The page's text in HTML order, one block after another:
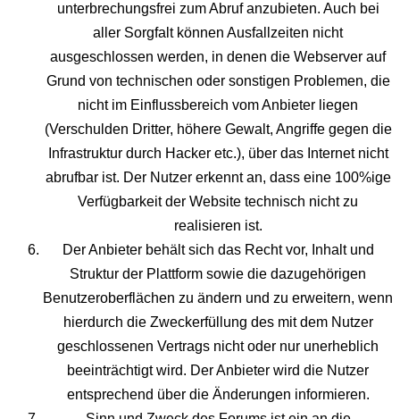
unterbrechungsfrei zum Abruf anzubieten. Auch bei
aller Sorgfalt können Ausfallzeiten nicht
ausgeschlossen werden, in denen die Webserver auf
Grund von technischen oder sonstigen Problemen, die
nicht im Einflussbereich vom Anbieter liegen
(Verschulden Dritter, höhere Gewalt, Angriffe gegen die
Infrastruktur durch Hacker etc.), über das Internet nicht
abrufbar ist. Der Nutzer erkennt an, dass eine 100%ige
Verfügbarkeit der Website technisch nicht zu
realisieren ist.
Der Anbieter behält sich das Recht vor, Inhalt und
Struktur der Plattform sowie die dazugehörigen
Benutzeroberflächen zu ändern und zu erweitern, wenn
hierdurch die Zweckerfüllung des mit dem Nutzer
geschlossenen Vertrags nicht oder nur unerheblich
beeinträchtigt wird. Der Anbieter wird die Nutzer
entsprechend über die Änderungen informieren.